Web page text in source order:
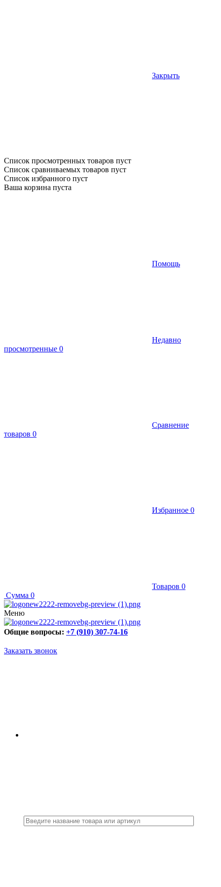
Закрыть
Список просмотренных товаров пуст
Список сравниваемых товаров пуст
Список избранного пуст
Ваша корзина пуста
Помощь
Недавно
просмотренные 0
Сравнение
товаров 0
Избранное 0
Товаров 0
Сумма 0
Меню
Общие вопросы: +7 (910) 307-74-16
Заказать звонок